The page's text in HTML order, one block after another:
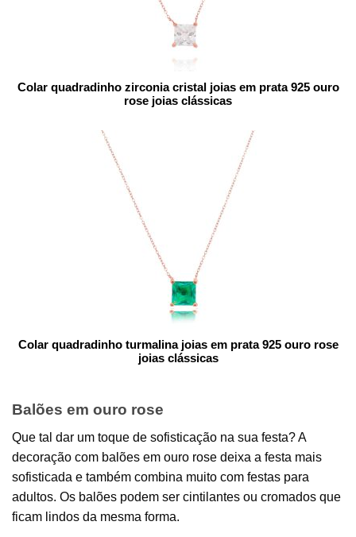
Colar quadradinho zirconia cristal joias em prata 925 ouro
rose joias clássicas
Colar quadradinho turmalina joias em prata 925 ouro rose
joias clássicas
Balões em ouro rose
Que tal dar um toque de sofisticação na sua festa? A
decoração com balões em ouro rose deixa a festa mais
sofisticada e também combina muito com festas para
adultos. Os balões podem ser cintilantes ou cromados que
ficam lindos da mesma forma.